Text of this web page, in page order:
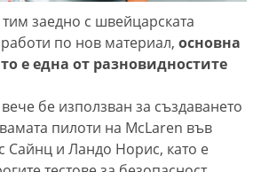
заедно с швейцарската
по нов материал, основна
е една от разновидностите
бе използван за създаването
пилоти на McLaren във
Сайнц и Ландо Норис, като е